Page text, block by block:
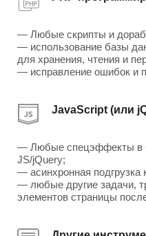
— Любые скрипты и
— использование базы
для хранения, чтения и
— Любые спецэффекты в
JS/jQuery;
— асинхронная подгрузка
— любые другие задачи,